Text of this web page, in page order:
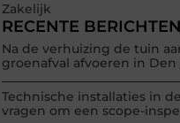
Zakelijk
RECENTE BERICHTEN
Na de verhuizing de tuin
groenafval afvoeren in Den
Technische installaties in
vragen om een scope-